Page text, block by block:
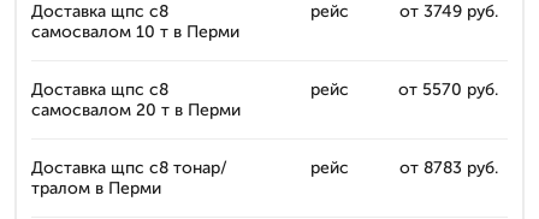
Доставка щпс с8
самосвалом 10 т в Перми
рейс от 3749 руб.
Доставка щпс с8
самосвалом 20 т в Перми
рейс от 5570 руб.
Доставка щпс с8 тонар/
тралом в Перми
рейс от 8783 руб.